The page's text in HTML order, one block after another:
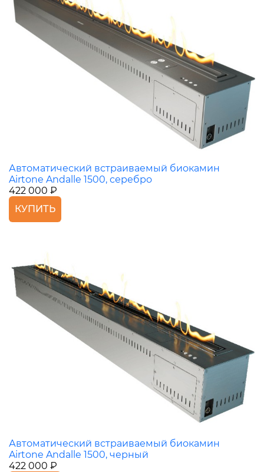
Автоматический встраиваемый биокамин
Airtone Andalle 1500, серебро
422 000 ₽
КУПИТЬ
Автоматический встраиваемый биокамин
Airtone Andalle 1500, черный
422 000 ₽